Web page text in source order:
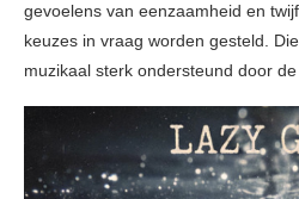
gevoelens van eenzaamheid en
keuzes in vraag worden gesteld.
muzikaal sterk ondersteund door